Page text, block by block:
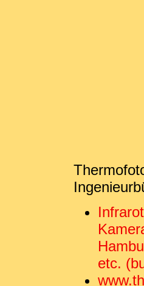
etc.